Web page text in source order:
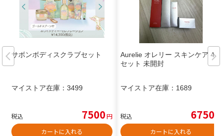
サボンボディスクラブセット
マイストア在庫： 3499
税込 7500円
カートに入れる
Aurelie オレリー スキンケア 4点
セット 未開封
マイストア在庫： 1689
税込 6750
カートに入れる